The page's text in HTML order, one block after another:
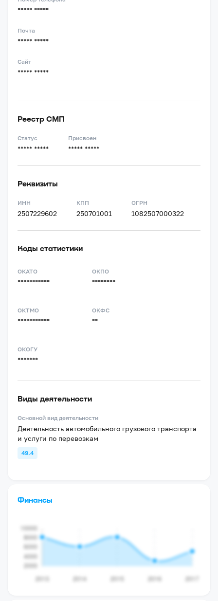
***** *****
Почта
***** *****
Сайт
***** *****
Реестр СМП
Статус
***** *****
Присвоен
***** *****
Реквизиты
ИНН
2507229602
КПП
250701001
ОГРН
1082507000322
Коды статистики
ОКАТО
***********
ОКПО
********
ОКТМО
***********
ОКФС
**
ОКОГУ
*******
Виды деятельности
Основной вид деятельности
Деятельность автомобильного грузового транспорта
и услуги по перевозкам
49.4
Финансы